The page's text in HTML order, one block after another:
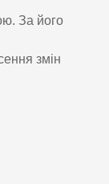
За його
змін